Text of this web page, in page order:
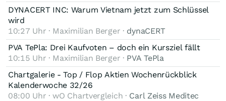
DYNACERT INC: Warum Vietnam jetzt zum Schlüssel
wird
10:27 Uhr · Maximilian Berger · dynaCERT
PVA TePla: Drei Kaufvoten – doch ein Kursziel fällt
10:15 Uhr · Maximilian Berger · PVA TePla
Chartgalerie - Top / Flop Aktien Wochenrückblick
Kalenderwoche 32/26
08:00 Uhr · wO Chartvergleich · Carl Zeiss Meditec